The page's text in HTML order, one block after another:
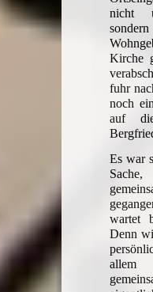
nicht
Kirche
fuhr
noch
auf
Es war
wartet
Denn
allem